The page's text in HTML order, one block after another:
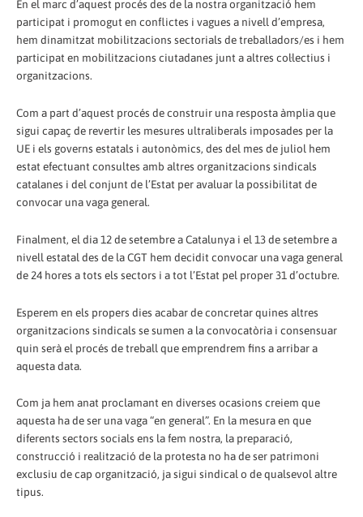
En el marc d’aquest procés des de la nostra organització hem
participat i promogut en conflictes i vagues a nivell d’empresa,
hem dinamitzat mobilitzacions sectorials de treballadors/es i hem
participat en mobilitzacions ciutadanes junt a altres col·lectius i
organitzacions.
Com a part d’aquest procés de construir una resposta àmplia que
sigui capaç de revertir les mesures ultraliberals imposades per la
UE i els governs estatals i autonòmics, des del mes de juliol hem
estat efectuant consultes amb altres organitzacions sindicals
catalanes i del conjunt de l’Estat per avaluar la possibilitat de
convocar una vaga general.
Finalment, el dia 12 de setembre a Catalunya i el 13 de setembre a
nivell estatal des de la CGT hem decidit convocar una vaga general
de 24 hores a tots els sectors i a tot l’Estat pel proper 31 d’octubre.
Esperem en els propers dies acabar de concretar quines altres
organitzacions sindicals se sumen a la convocatòria i consensuar
quin serà el procés de treball que emprendrem fins a arribar a
aquesta data.
Com ja hem anat proclamant en diverses ocasions creiem que
aquesta ha de ser una vaga “en general”. En la mesura en que
diferents sectors socials ens la fem nostra, la preparació,
construcció i realització de la protesta no ha de ser patrimoni
exclusiu de cap organització, ja sigui sindical o de qualsevol altre
tipus.